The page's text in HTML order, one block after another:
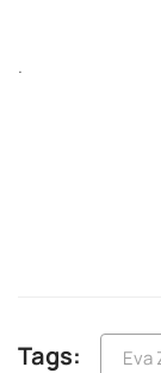
.
Tags: Eva